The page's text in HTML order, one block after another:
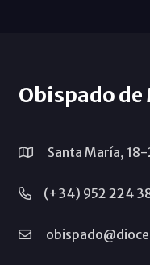
Obispado de
Santa María,
(+34) 952 224